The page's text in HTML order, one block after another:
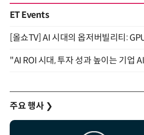
ET Events
주요 행사 ❯